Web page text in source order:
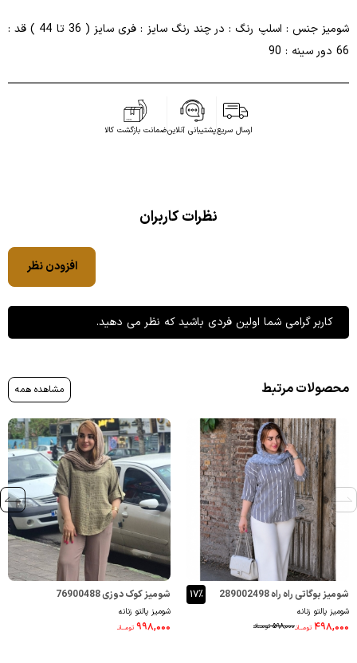
شومیز جنس : اسلپ رنگ : در چند رنگ سایز : فری سایز ( 36 تا 44 ) قد :
66 دور سینه : 90
ارسال سریعپشتیبانی آنلاینضمانت بازگشت کالا
نظرات کاربران
افزودن نظر
کاربر گرامی شما اولین فردی باشید که نظر می دهید.
محصولات مرتبط مشاهده همه
شومیز بوگاتی راه راه 289002498
شومیز پالتو زنانه
۵۹۸,۰۰۰ تومــانـ ۴۹۸,۰۰۰ تومــانـ
۱۷٪ شومیز کوک دوزی 76900488
شومیز پالتو زنانه
۹۹۸,۰۰۰ تومــانـ